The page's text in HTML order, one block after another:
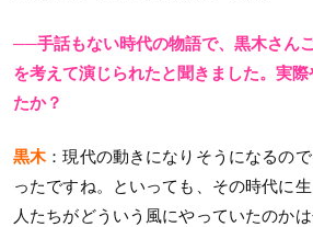
──手話もない時代の物語で、黒木さん
を考えて演じられたと聞きました。実
たか？
黒木：現代の動きになりそうになるの
ったですね。といっても、その時代に
人たちがどういう風にやっていたのか